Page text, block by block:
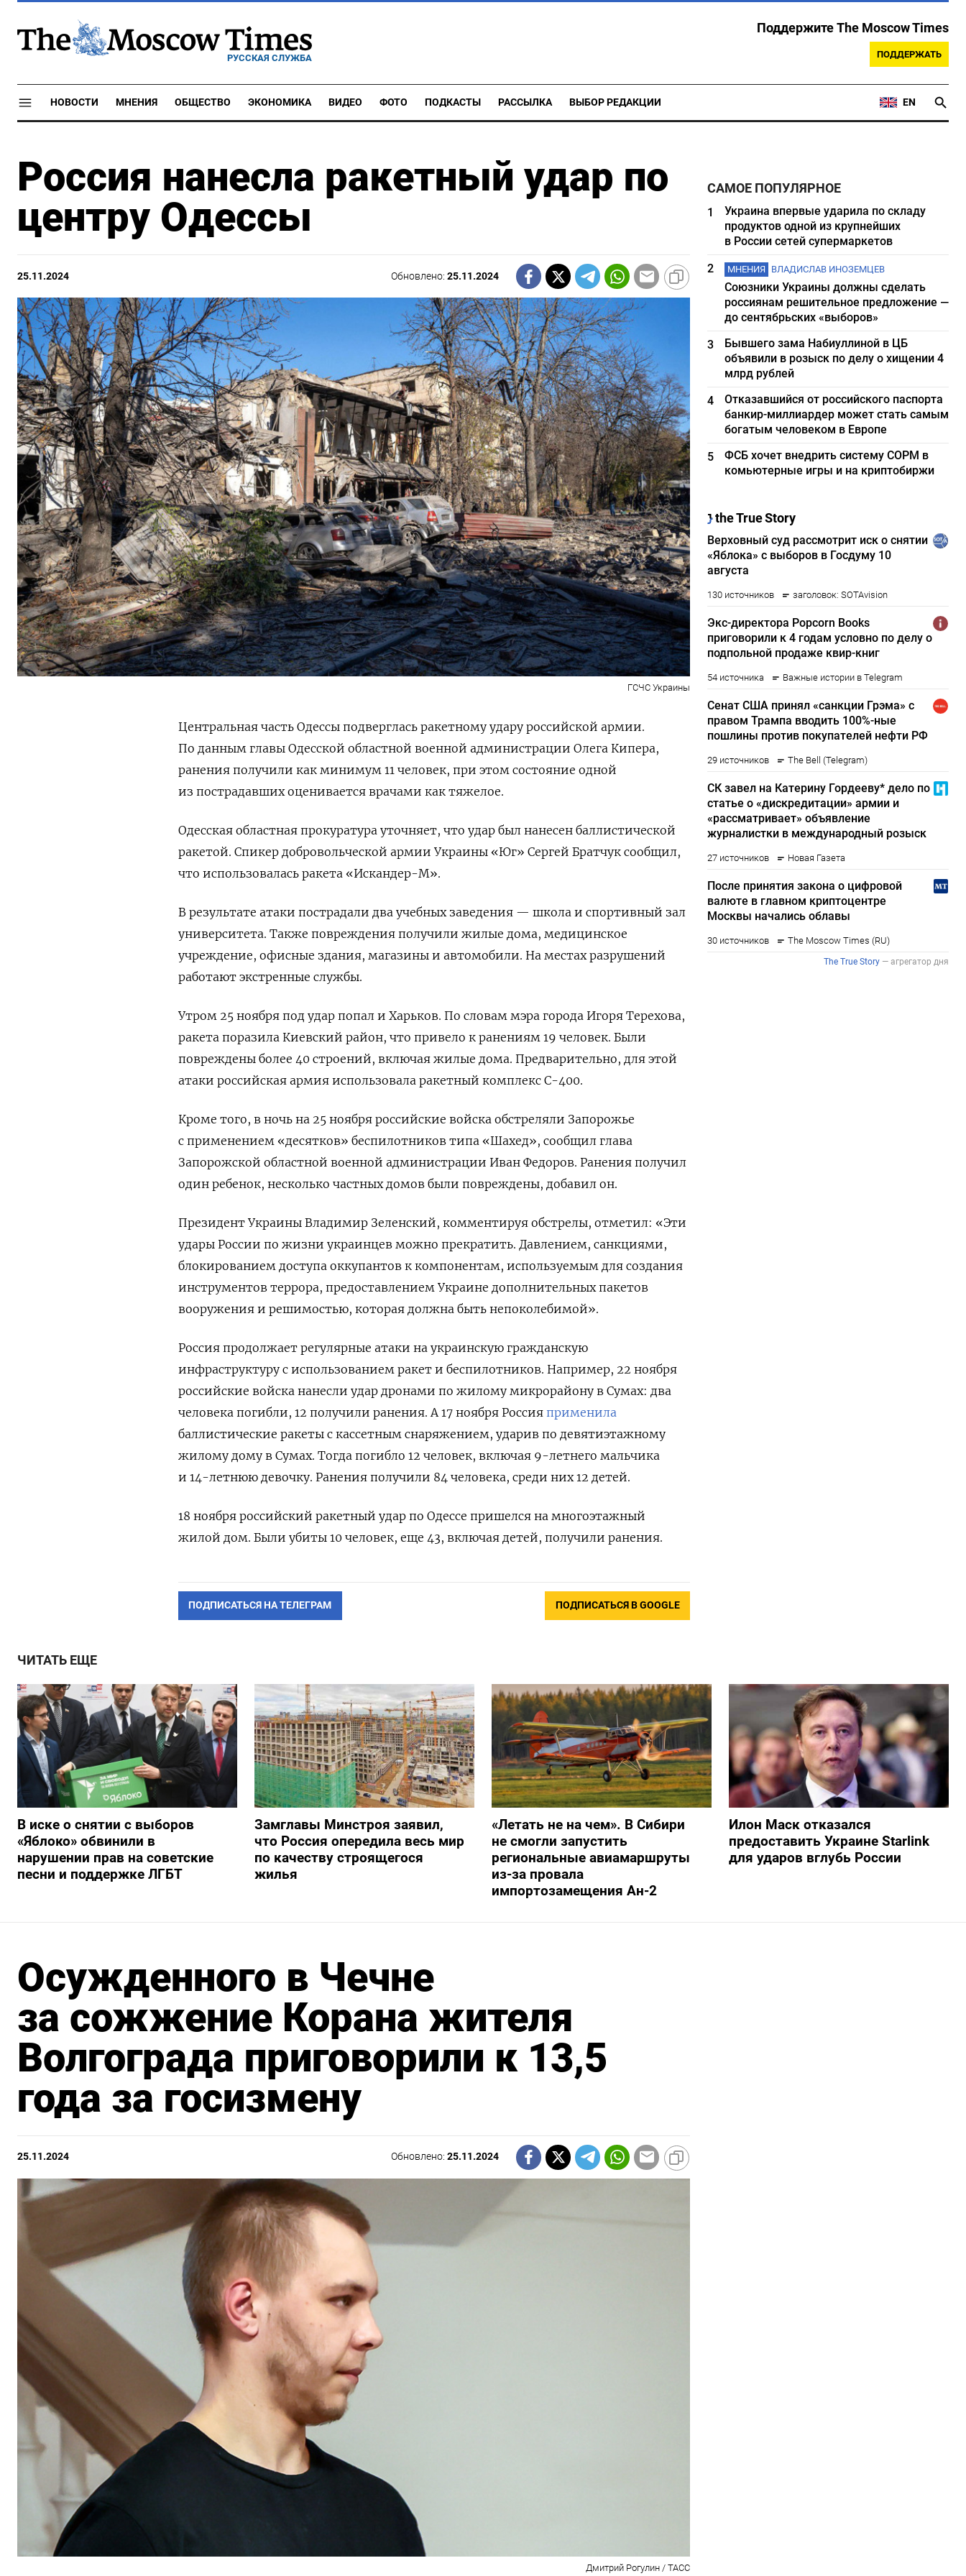
РУССКАЯ СЛУЖБА
Поддержите The Moscow Times
ПОДДЕРЖАТЬ
НОВОСТИ МНЕНИЯ ОБЩЕСТВО ЭКОНОМИКА ВИДЕО ФОТО ПОДКАСТЫ РАССЫЛКА ВЫБОР РЕДАКЦИИ EN
Россия нанесла ракетный удар по
центру Одессы
25.11.2024 Обновлено:25.11.2024
ГСЧС Украины
Центральная часть Одессы подверглась ракетному удару российской армии.
По данным главы Одесской областной военной администрации Олега Кипера,
ранения получили как минимум 11 человек, при этом состояние одной
из пострадавших оценивается врачами как тяжелое.
Одесская областная прокуратура уточняет, что удар был нанесен баллистической
ракетой. Спикер добровольческой армии Украины «Юг» Сергей Братчук сообщил,
что использовалась ракета «Искандер-М».
В результате атаки пострадали два учебных заведения — школа и спортивный зал
университета. Также повреждения получили жилые дома, медицинское
учреждение, офисные здания, магазины и автомобили. На местах разрушений
работают экстренные службы.
Утром 25 ноября под удар попал и Харьков. По словам мэра города Игоря Терехова,
ракета поразила Киевский район, что привело к ранениям 19 человек. Были
повреждены более 40 строений, включая жилые дома. Предварительно, для этой
атаки российская армия использовала ракетный комплекс С-400.
Кроме того, в ночь на 25 ноября российские войска обстреляли Запорожье
с применением «десятков» беспилотников типа «Шахед», сообщил глава
Запорожской областной военной администрации Иван Федоров. Ранения получил
один ребенок, несколько частных домов были повреждены, добавил он.
Президент Украины Владимир Зеленский, комментируя обстрелы, отметил: «Эти
удары России по жизни украинцев можно прекратить. Давлением, санкциями,
блокированием доступа оккупантов к компонентам, используемым для создания
инструментов террора, предоставлением Украине дополнительных пакетов
вооружения и решимостью, которая должна быть непоколебимой».
Россия продолжает регулярные атаки на украинскую гражданскую
инфраструктуру с использованием ракет и беспилотников. Например, 22 ноября
российские войска нанесли удар дронами по жилому микрорайону в Сумах: два
человека погибли, 12 получили ранения. А 17 ноября Россия применила
баллистические ракеты с кассетным снаряжением, ударив по девятиэтажному
жилому дому в Сумах. Тогда погибло 12 человек, включая 9-летнего мальчика
и 14-летнюю девочку. Ранения получили 84 человека, среди них 12 детей.
18 ноября российский ракетный удар по Одессе пришелся на многоэтажный
жилой дом. Были убиты 10 человек, еще 43, включая детей, получили ранения.
ПОДПИСАТЬСЯ НА ТЕЛЕГРАМ ПОДПИСАТЬСЯ В GOOGLE
САМОЕ ПОПУЛЯРНОЕ
1
Украина впервые ударила по складу
продуктов одной из крупнейших
в России сетей супермаркетов
2
МНЕНИЯ ВЛАДИСЛАВ ИНОЗЕМЦЕВ
Союзники Украины должны сделать
россиянам решительное предложение —
до сентябрьских «выборов»
3
Бывшего зама Набиуллиной в ЦБ
объявили в розыск по делу о хищении 4
млрд рублей
4
Отказавшийся от российского паспорта
банкир-миллиардер может стать самым
богатым человеком в Европе
5
ФСБ хочет внедрить систему СОРМ в
комьютерные игры и на криптобиржи
ЧИТАТЬ ЕЩЕ
В иске о снятии с выборов
«Яблоко» обвинили в
нарушении прав на советские
песни и поддержке ЛГБТ
Замглавы Минстроя заявил,
что Россия опередила весь мир
по качеству строящегося
жилья
«Летать не на чем». В Сибири
не смогли запустить
региональные авиамаршруты
из-за провала
импортозамещения Ан-2
Илон Маск отказался
предоставить Украине Starlink
для ударов вглубь России
Осужденного в Чечне
за сожжение Корана жителя
Волгограда приговорили к 13,5
года за госизмену
25.11.2024 Обновлено:25.11.2024
Дмитрий Рогулин / ТАСС